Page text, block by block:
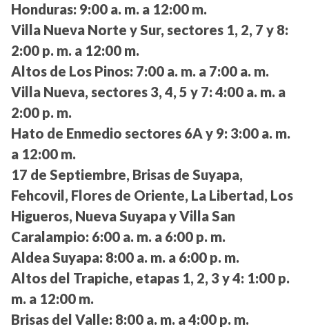
Honduras: 9:00 a. m. a 12:00 m.
Villa Nueva Norte y Sur, sectores 1, 2, 7 y 8:
2:00 p. m. a 12:00 m.
Altos de Los Pinos: 7:00 a. m. a 7:00 a. m.
Villa Nueva, sectores 3, 4, 5 y 7: 4:00 a. m. a
2:00 p. m.
Hato de Enmedio sectores 6A y 9: 3:00 a. m.
a 12:00 m.
17 de Septiembre, Brisas de Suyapa,
Fehcovil, Flores de Oriente, La Libertad, Los
Higueros, Nueva Suyapa y Villa San
Caralampio: 6:00 a. m. a 6:00 p. m.
Aldea Suyapa: 8:00 a. m. a 6:00 p. m.
Altos del Trapiche, etapas 1, 2, 3 y 4: 1:00 p.
m. a 12:00 m.
Brisas del Valle: 8:00 a. m. a 4:00 p. m.